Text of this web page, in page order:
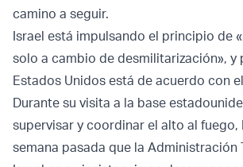
camino a seguir.
Israel está impulsando el principio de
solo a cambio de desmilitarización», y
Estados Unidos está de acuerdo con
Durante su visita a la base
supervisar y coordinar el alto al fuego,
semana pasada que la Administración